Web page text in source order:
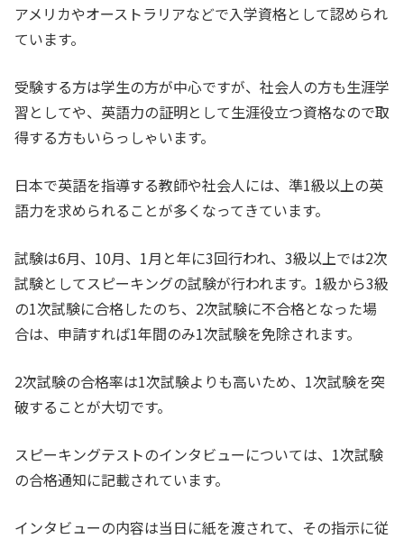
アメリカやオーストラリアなどで入学資格として認められ
ています。
受験する方は学生の方が中心ですが、社会人の方も生涯学
習としてや、英語力の証明として生涯役立つ資格なので取
得する方もいらっしゃいます。
日本で英語を指導する教師や社会人には、準1級以上の英
語力を求められることが多くなってきています。
試験は6月、10月、1月と年に3回行われ、3級以上では2次
試験としてスピーキングの試験が行われます。1級から3級
の1次試験に合格したのち、2次試験に不合格となった場
合は、申請すれば1年間のみ1次試験を免除されます。
2次試験の合格率は1次試験よりも高いため、1次試験を突
破することが大切です。
スピーキングテストのインタビューについては、1次試験
の合格通知に記載されています。
インタビューの内容は当日に紙を渡されて、その指示に従